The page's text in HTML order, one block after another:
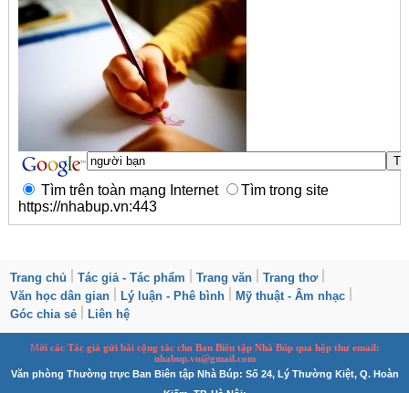
Tìm trên toàn mạng Internet
Tìm trong site
https://nhabup.vn:443
Trang chủ Tác giả - Tác phẩm Trang văn
Trang thơ
Văn học dân gian
Lý luận - Phê bình
Mỹ thuật - Âm nhạc
Góc chia sẻ
Liên hệ
Mời các Tác giả gửi bài cộng táccho Ban Biên tập Nhà Búp qua hộp thư email:
nhabup.vn@gmail.com
Văn phòng Thường trực Ban Biên tập Nhà Búp: Số 24, Lý Thường Kiệt, Q. Hoàn